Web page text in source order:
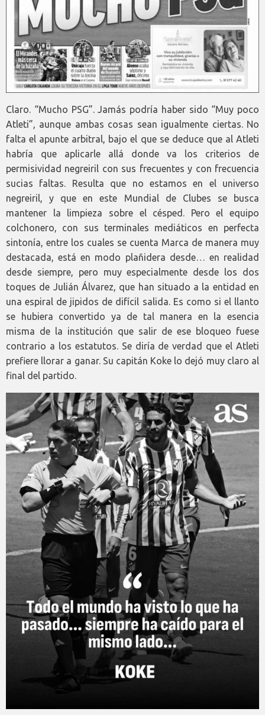
Claro. “Mucho PSG”. Jamás podría haber sido “Muy poco
Atleti”, aunque ambas cosas sean igualmente ciertas. No
falta el apunte arbitral, bajo el que se deduce que al Atleti
habría que aplicarle allá donde va los criterios de
permisividad negreiril con sus frecuentes y con frecuencia
sucias faltas. Resulta que no estamos en el universo
negreiril, y que en este Mundial de Clubes se busca
mantener la limpieza sobre el césped. Pero el equipo
colchonero, con sus terminales mediáticos en perfecta
sintonía, entre los cuales se cuenta Marca de manera muy
destacada, está en modo plañidera desde… en realidad
desde siempre, pero muy especialmente desde los dos
toques de Julián Álvarez, que han situado a la entidad en
una espiral de jipidos de difícil salida. Es como si el llanto
se hubiera convertido ya de tal manera en la esencia
misma de la institución que salir de ese bloqueo fuese
contrario a los estatutos. Se diría de verdad que el Atleti
prefiere llorar a ganar. Su capitán Koke lo dejó muy claro al
final del partido.